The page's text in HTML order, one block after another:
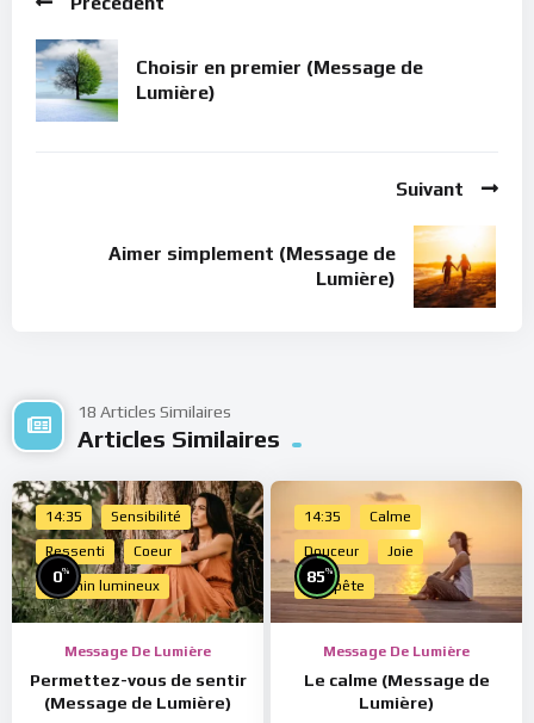
Choisir en premier (Message de
Lumière)
Suivant
Aimer simplement (Message de
Lumière)
18 Articles Similaires
Articles Similaires
14:35 Sensibilité
Ressenti Coeur
Chemin lumineux
0%
Message De Lumière
Permettez-vous de sentir
(Message de Lumière)
14:35 Calme
Douceur Joie
Tempête
85%
Message De Lumière
Le calme (Message de
Lumière)